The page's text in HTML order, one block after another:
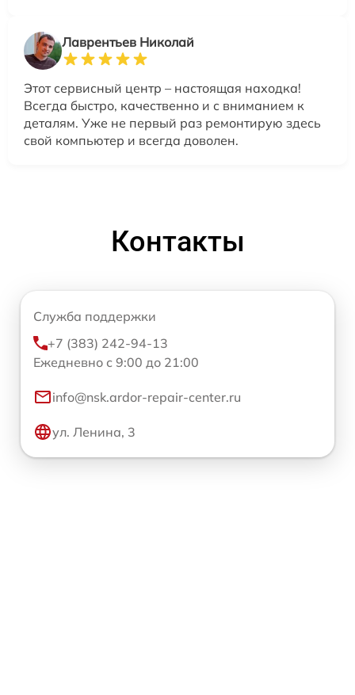
Лаврентьев Николай
Этот сервисный центр – настоящая находка!
Всегда быстро, качественно и с вниманием к
деталям. Уже не первый раз ремонтирую здесь
свой компьютер и всегда доволен.
Контакты
Служба поддержки
+7 (383) 242-94-13
Ежедневно с 9:00 до 21:00
info@nsk.ardor-repair-center.ru
ул. Ленина, 3